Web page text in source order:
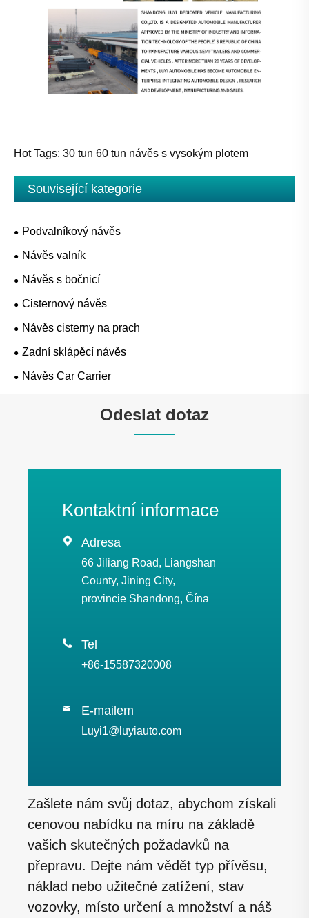
Hot Tags: 30 tun 60 tun návěs s vysokým plotem
Související kategorie
Podvalníkový návěs
Návěs valník
Návěs s bočnicí
Cisternový návěs
Návěs cisterny na prach
Zadní sklápěcí návěs
Návěs Car Carrier
Odeslat dotaz
Kontaktní informace
 Adresa
66 Jiliang Road, Liangshan
County, Jining City,
provincie Shandong, Čína
 Tel
+86-15587320008
 E-mailem
Luyi1@luyiauto.com
Zašlete nám svůj dotaz, abychom získali
cenovou nabídku na míru na základě
vašich skutečných požadavků na
přepravu. Dejte nám vědět typ přívěsu,
náklad nebo užitečné zatížení, stav
vozovky, místo určení a množství a náš